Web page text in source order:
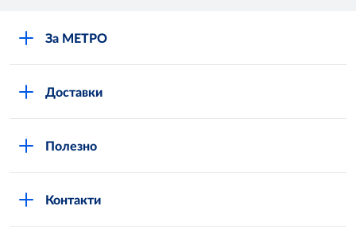
За МЕТРО
METRO AG
Доставки
Полезно
Контакти